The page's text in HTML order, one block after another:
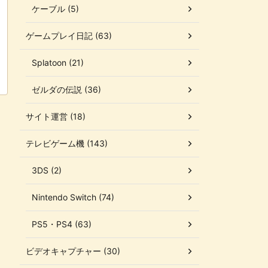
ケーブル (5)
ゲームプレイ日記 (63)
Splatoon (21)
ゼルダの伝説 (36)
サイト運営 (18)
テレビゲーム機 (143)
3DS (2)
Nintendo Switch (74)
PS5・PS4 (63)
ビデオキャプチャー (30)